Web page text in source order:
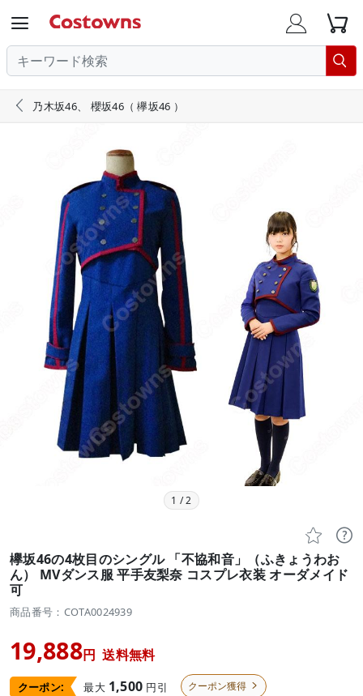
  

 乃木坂46、 櫻坂46（ 欅坂46 ）
1 /2
 
欅坂46の4枚目のシングル 「不協和音」（ふきょうわお
ん） MVダンス服 平手友梨奈 コスプレ衣装 オーダメイド
可
商品番号：COTA0024939
19,888円 送料無料
クーポン: 最大 1,500 円引 クーポン獲得 